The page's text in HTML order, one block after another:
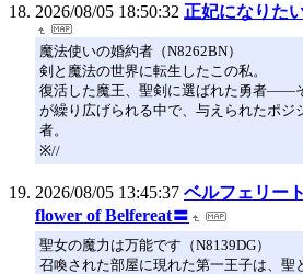
2026/08/05 18:50:32 正妃になりた
魔法使いの婚約者（N8262BN）
剣と魔法の世界に転生したこの私。
復活した魔王、聖剣に選ばれた勇者――
が繰り広げられる中で、与えられたポジ
者。
※//
2026/08/05 13:45:37 ベルフェリー
flower of Belfereat〓
聖女の魔力は万能です（N8139DG）
召喚された部屋に現れた第一王子は、聖